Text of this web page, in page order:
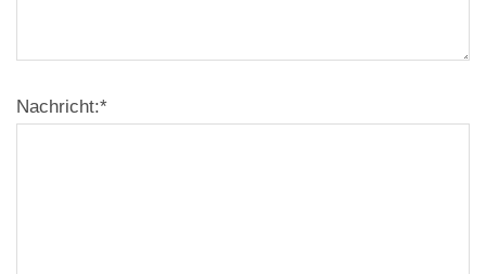
Nachricht:*